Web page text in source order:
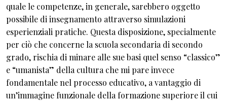
quale le competenze, in generale, sarebbero oggetto
possibile di insegnamento attraverso simulazioni
esperienziali pratiche. Questa disposizione, specialmente
per ciò che concerne la scuola secondaria di secondo
grado, rischia di minare alle sue basi quel senso “classico”
e “umanista” della cultura che mi pare invece
fondamentale nel processo educativo, a vantaggio di
un’immagine funzionale della formazione superiore il cui